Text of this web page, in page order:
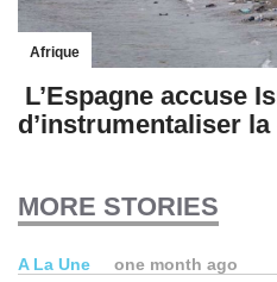
Afrique
L’Espagne accuse
d’instrumentaliser
MORE STORIES
A La Une one month ago